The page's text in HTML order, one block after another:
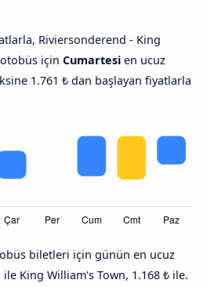
Riviersonderend - King
için Cumartesi en ucuz
1.761 ₺ dan başlayan fiyatlarla
biletleri için günün en ucuz
King William's Town, 1.168 ₺ ile.